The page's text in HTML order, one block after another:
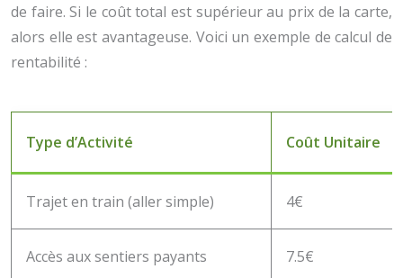
de faire. Si le coût total est supérieur au prix de la carte,
alors elle est avantageuse. Voici un exemple de calcul de
rentabilité :
Type d’Activité Coût Unitaire
Trajet en train (aller simple) 4€
Accès aux sentiers payants 7.5€